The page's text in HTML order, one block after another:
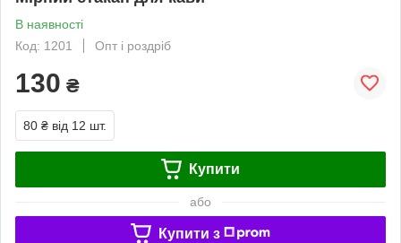
В наявності
Код: 1201
Опт і роздріб
130 ₴
80 ₴ від 12 шт.
Купити
або
Купити з